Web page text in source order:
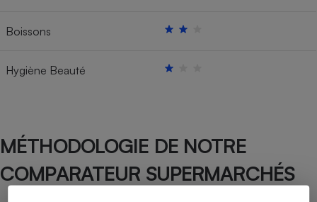
Boissons
Hygiène Beauté
MÉTHODOLOGIE DE NOTRE
COMPARATEUR SUPERMARCHÉS